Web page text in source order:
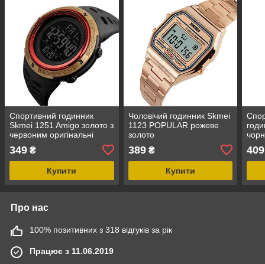
Спортивний годинник
Skmei 1251 Amigo золото з
червоним оригінальні
349 ₴
Купити
Чоловічий годинник Skmei
1123 POPULAR рожеве
золото
389₴
Купити
409
Про нас
100% позитивних з 318 відгуків за рік
Працює з 11.06.2019